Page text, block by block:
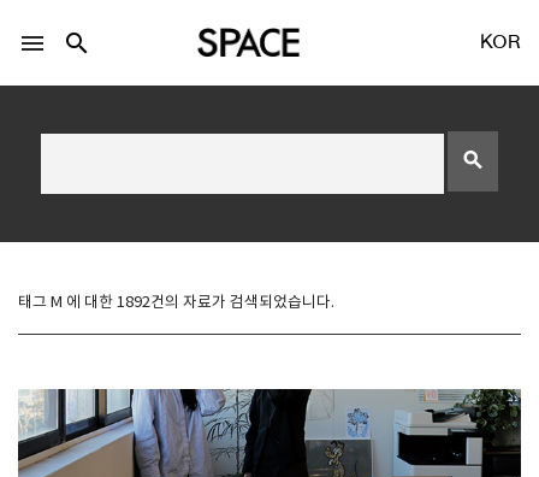
Twitter 로그인
menu search KOR
search
태그 M 에 대한 1892건의 자료가 검색되었습니다.